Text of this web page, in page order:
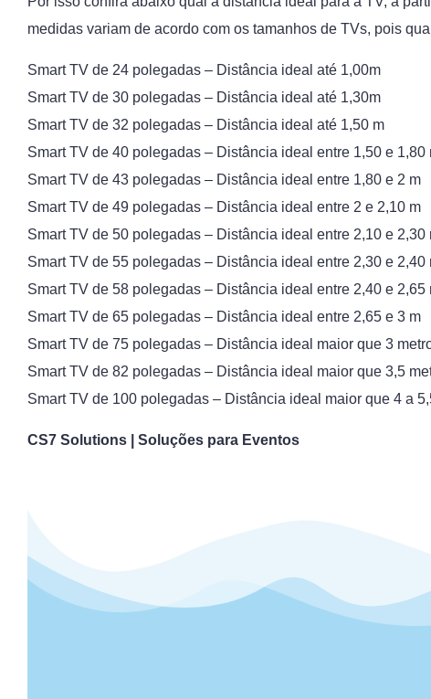
medidas variam de acordo com os tamanhos de TVs, pois
Smart TV de 24 polegadas – Distância ideal até 1,00m
Smart TV de 30 polegadas – Distância ideal até 1,30m
Smart TV de 32 polegadas – Distância ideal até 1,50 m
Smart TV de 40 polegadas – Distância ideal entre 1,50 e 1,80
Smart TV de 43 polegadas – Distância ideal entre 1,80 e 2 m
Smart TV de 49 polegadas – Distância ideal entre 2 e 2,10 m
Smart TV de 50 polegadas – Distância ideal entre 2,10 e 2,30
Smart TV de 55 polegadas – Distância ideal entre 2,30 e 2,40
Smart TV de 58 polegadas – Distância ideal entre 2,40 e 2,65
Smart TV de 65 polegadas – Distância ideal entre 2,65 e 3 m
Smart TV de 75 polegadas – Distância ideal maior que 3
Smart TV de 82 polegadas – Distância ideal maior que 3,5
Smart TV de 100 polegadas – Distância ideal maior que 4 a
CS7 Solutions | Soluções para Eventos